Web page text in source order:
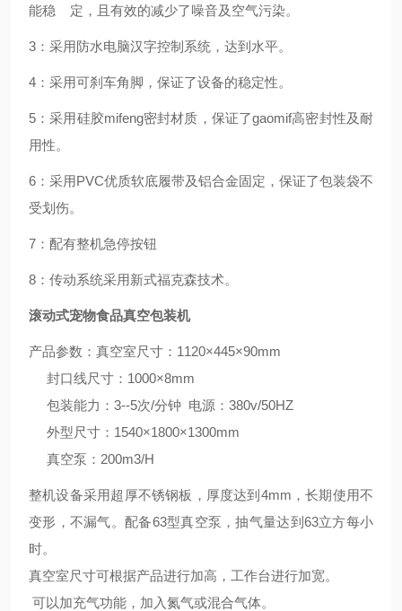
能稳 定，且有效的减少了噪音及空气污染。
3：采用防水电脑汉字控制系统，达到水平。
4：采用可刹车角脚，保证了设备的稳定性。
5：采用硅胶mifeng密封材质，保证了gaomif高密封性及耐
用性。
6：采用PVC优质软底履带及铝合金固定，保证了包装袋不
受划伤。
7：配有整机急停按钮
8：传动系统采用新式福克森技术。
滚动式宠物食品真空包装机
产品参数：真空室尺寸：1120×445×90mm
封口线尺寸：1000×8mm
包装能力：3--5次/分钟 电源：380v/50HZ
外型尺寸：1540×1800×1300mm
真空泵：200m3/H
整机设备采用超厚不锈钢板，厚度达到4mm，长期使用不
变形，不漏气。配备63型真空泵，抽气量达到63立方每小
时。
真空室尺寸可根据产品进行加高，工作台进行加宽。
可以加充气功能，加入氮气或混合气体。